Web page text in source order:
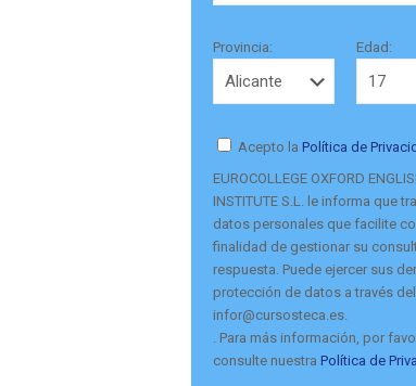
Provincia: Edad:
Acepto la Política de
EUROCOLLEGE OXFORD
INSTITUTE S.L. le informa que
datos personales que facilite
finalidad de gestionar su
respuesta. Puede ejercer sus
protección de datos a través
infor@cursosteca.es.
. Para más información, por
consulte nuestra Política de